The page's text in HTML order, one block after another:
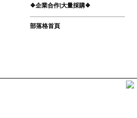
❖企業合作|大量採購❖
部落格首頁